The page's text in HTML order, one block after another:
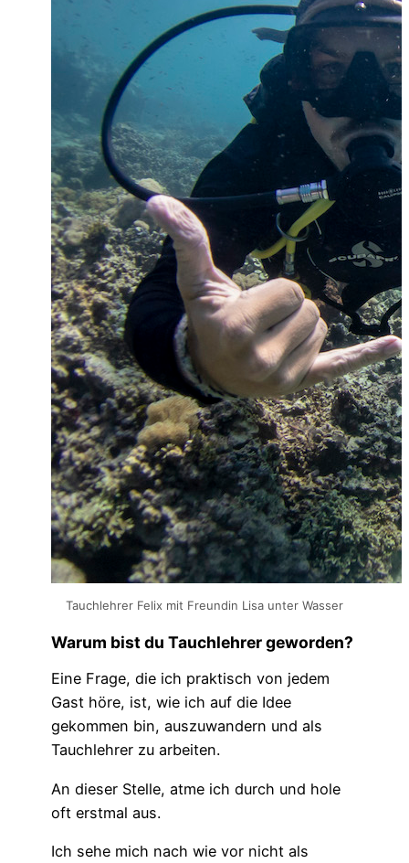
Tauchlehrer Felix mit Freundin Lisa unter Wasser
Warum bist du Tauchlehrer geworden?
Eine Frage, die ich praktisch von jedem
Gast höre, ist, wie ich auf die Idee
gekommen bin, auszuwandern und als
Tauchlehrer zu arbeiten.
An dieser Stelle, atme ich durch und hole
oft erstmal aus.
Ich sehe mich nach wie vor nicht als